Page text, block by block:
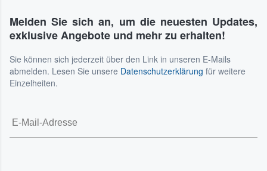
Melden Sie sich an, um die neuesten Updates,
exklusive Angebote und mehr zu erhalten!
Sie können sich jederzeit über den Link in unseren E-Mails
abmelden. Lesen Sie unsere Datenschutzerklärung für weitere
Einzelheiten.